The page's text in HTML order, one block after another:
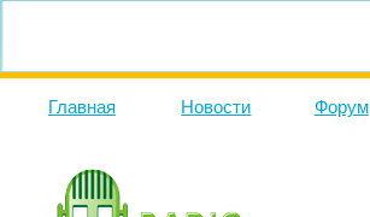
Главная Новости Форум